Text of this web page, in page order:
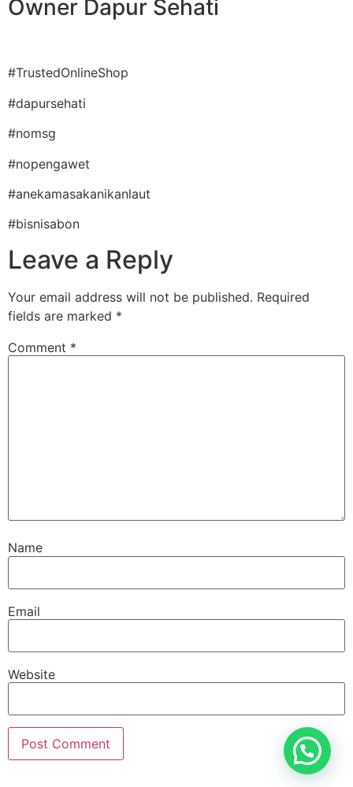
Owner Dapur Sehati
#TrustedOnlineShop
#dapursehati
#nomsg
#nopengawet
#anekamasakanikanlaut
#bisnisabon
Leave a Reply
Your email address will not be published. Required
fields are marked *
Comment *
Name
Email
Website